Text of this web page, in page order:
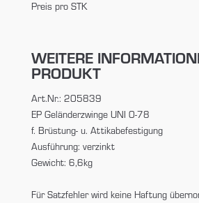
Preis pro STK
WEITERE
PRODUKT
Art.Nr.: 205839
EP Geländerzwinge UNI 0-78
f. Brüstung- u. Attikabefestigung
Ausführung: verzinkt
Gewicht: 6,6kg
Für Satzfehler wird keine Haftung